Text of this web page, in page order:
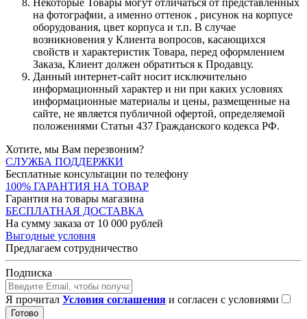
на фотографии, а именно оттенок , рисунок на корпусе
оборудования, цвет корпуса и т.п. В случае
возникновения у Клиента вопросов, касающихся
свойств и характеристик Товара, перед оформлением
Заказа, Клиент должен обратиться к Продавцу.
Данный интернет-сайт носит исключительно
информационный характер и ни при каких условиях
информационные материалы и цены, размещенные на
сайте, не является публичной офертой, определяемой
положениями Статьи 437 Гражданского кодекса РФ.
Хотите, мы Вам перезвоним?
СЛУЖБА ПОДДЕРЖКИ
Бесплатные консультации по телефону
100% ГАРАНТИЯ НА ТОВАР
Гарантия на товары магазина
БЕСПЛАТНАЯ ДОСТАВКА
На сумму заказа от 10 000 рублей
Выгодные условия
Предлагаем сотрудничество
Подписка
Я прочитал Условия соглашения и согласен с условиями
Готово